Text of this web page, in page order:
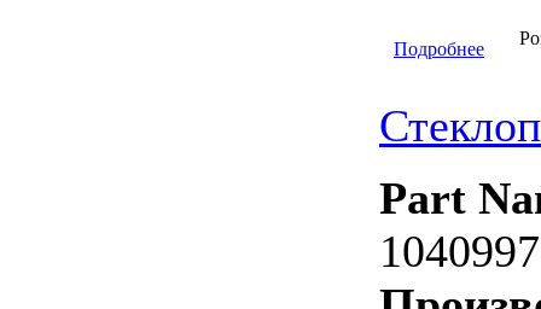
Подробнее
Part